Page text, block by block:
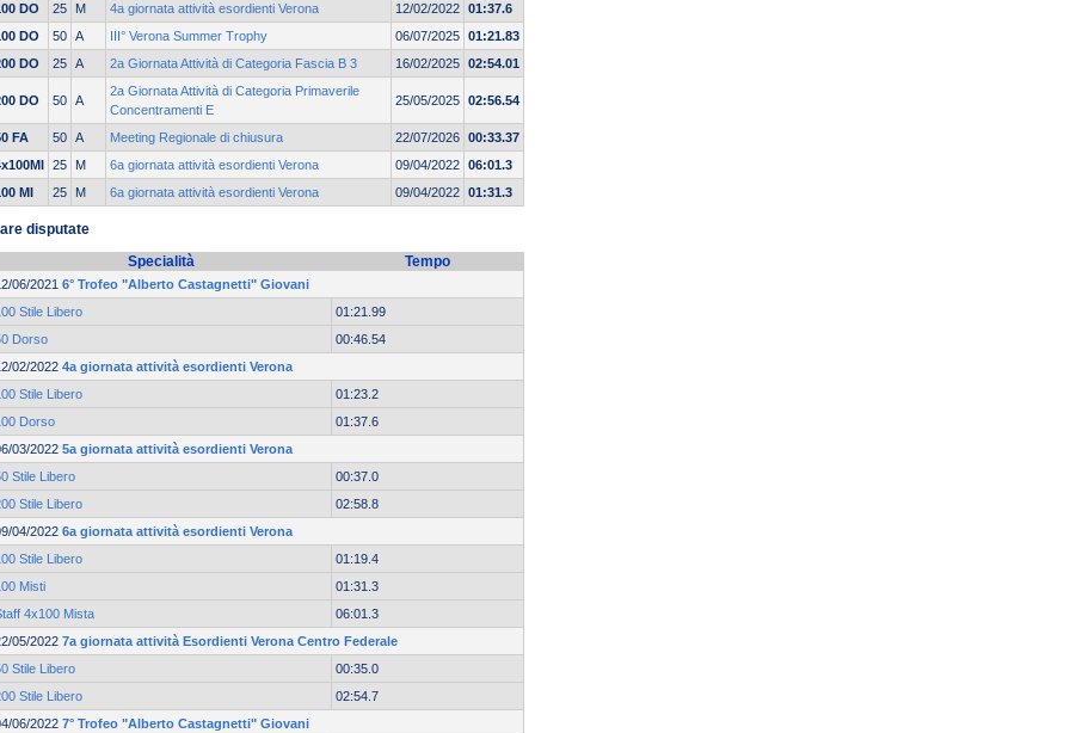
DO
25 M 4a giornata attività esordienti Verona 12/02/2022 01:37.6
DO
50 A III° Verona Summer Trophy 06/07/2025 01:21.83
DO
25 A 2a Giornata Attività di Categoria Fascia B 3 16/02/2025 02:54.01
DO 50 A
2a Giornata Attività di Categoria Primaverile
Concentramenti E
25/05/2025 02:56.54
FA 50 A Meeting Regionale di chiusura 22/07/2026 00:33.37
25 M 6a giornata attività esordienti Verona 09/04/2022 06:01.3
MI
25 M 6a giornata attività esordienti Verona 09/04/2022 01:31.3
disputate
Specialità
Tempo
06/2021 6° Trofeo "Alberto Castagnetti" Giovani
Stile Libero
01:21.99
Dorso
00:46.54
02/2022 4a giornata attività esordienti Verona
Stile Libero
01:23.2
Dorso
01:37.6
03/2022 5a giornata attività esordienti Verona
Stile Libero
00:37.0
Stile Libero
02:58.8
04/2022 6a giornata attività esordienti Verona
Stile Libero
01:19.4
Misti
01:31.3
4x100 Mista
06:01.3
05/2022 7a giornata attività Esordienti Verona Centro Federale
Stile Libero
00:35.0
Stile Libero
02:54.7
06/2022 7° Trofeo "Alberto Castagnetti" Giovani